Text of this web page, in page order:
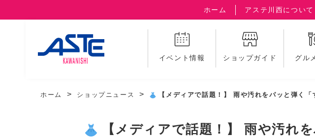
ホーム アステ川西について
イベント情報 ショップガイド グル
ホーム ショップニュース 【メディアで話題！】 雨や汚れをパッと弾く
【メディアで話題！】 雨や汚れ